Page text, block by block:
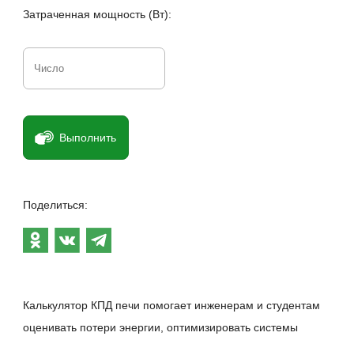
Затраченная мощность (Вт):
Выполнить
Поделиться:
Калькулятор КПД печи помогает инженерам и студентам
оценивать потери энергии, оптимизировать системы